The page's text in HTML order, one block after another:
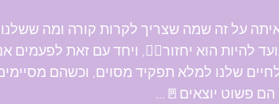
על זה שמה שצריך לקרות קורה ומה ששלנו
להיות הוא יחזור🙍‍♂️, ויחד עם זאת לפעמים
שלנו למלא תפקיד מסוים, וכשהם
פשוט יוצאים️🚪...